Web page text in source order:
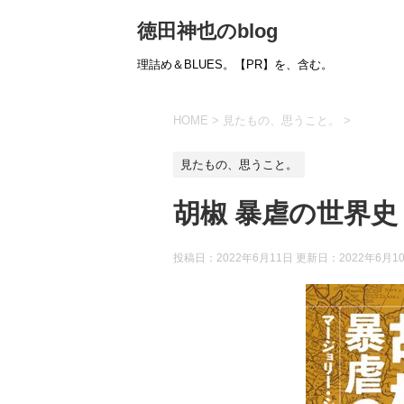
徳田神也のblog
理詰め＆BLUES。【PR】を、含む。
HOME > 見たもの、思うこと。 >
見たもの、思うこと。
胡椒 暴虐の世界史
投稿日：2022年6月11日 更新日： 2022年6月